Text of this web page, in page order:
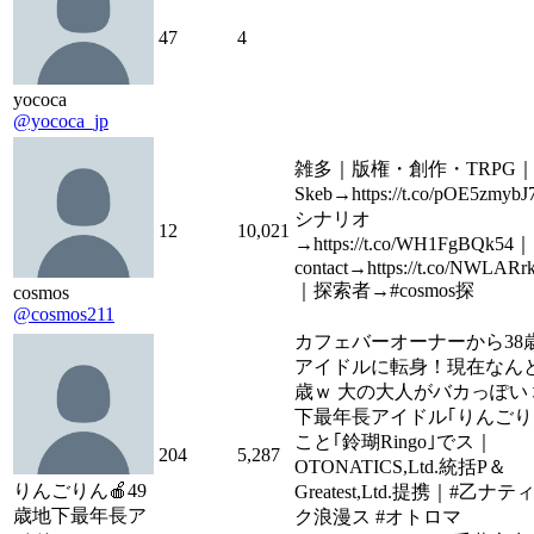
yococa
@yococa_jp
47 4
cosmos
@cosmos211
12 10,021
雑多｜版権・創作・TRPG｜
Skeb→https://t.co/
シナリオ
→https://t.co/WH1FgBQk54｜
contact→https://t.co/
｜探索者→#cosmos探
りんごりん🍎49
歳地下最年長ア
204 5,287
カフェバーオーナーから38
アイドルに転身！現在なん
歳ｗ 大の大人がバカっぽい
下最年長アイドル｢りんご
こと｢鈴瑚Ringo｣でス｜
OTONATICS,Ltd.統括P＆
Greatest,Ltd.提携｜#乙ナテ
ク浪漫ス #オトロマ